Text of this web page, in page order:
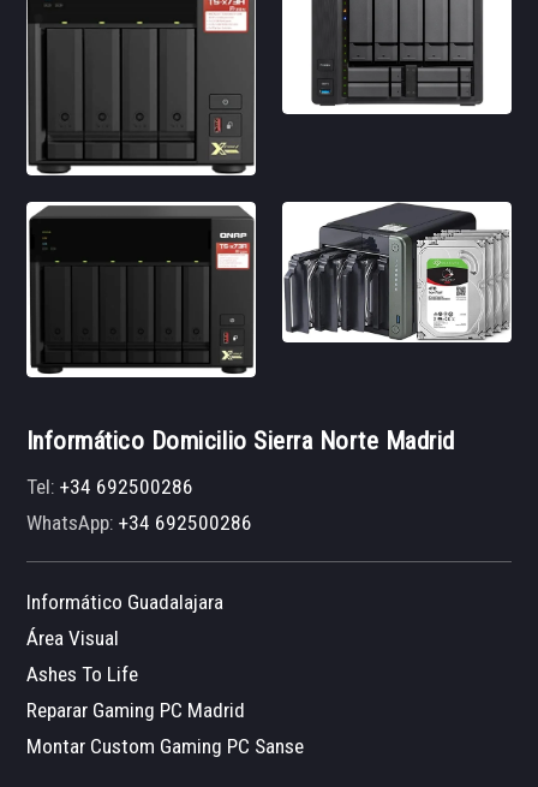
Informático Domicilio Sierra Norte Madrid
Tel:+34 692500286
WhatsApp:+34 692500286
Informático Guadalajara
Área Visual
Ashes To Life
Reparar Gaming PC Madrid
Montar Custom Gaming PC Sanse